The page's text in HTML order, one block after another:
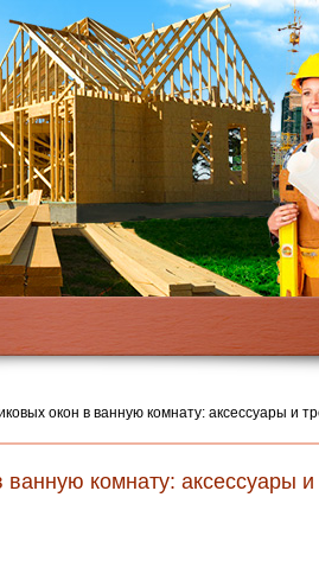
окон в ванную комнату: аксессуары и
комнату: аксессуары и